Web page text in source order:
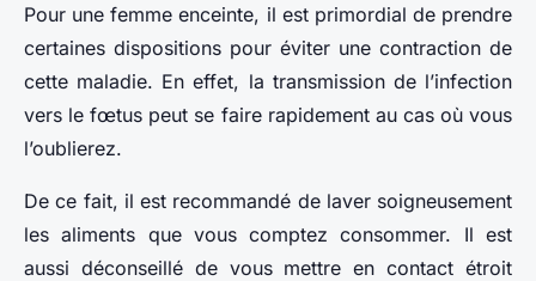
Pour une femme enceinte, il est primordial de prendre
certaines dispositions pour éviter une contraction de
cette maladie. En effet, la transmission de l’infection
vers le fœtus peut se faire rapidement au cas où vous
l’oublierez.
De ce fait, il est recommandé de laver soigneusement
les aliments que vous comptez consommer. Il est
aussi déconseillé de vous mettre en contact étroit